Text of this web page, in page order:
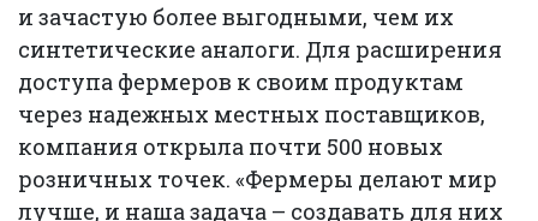
и зачастую более выгодными, чем их
синтетические аналоги. Для расширения
доступа фермеров к своим продуктам
через надежных местных поставщиков,
компания открыла почти 500 новых
розничных точек. «Фермеры делают мир
лучше, и наша задача – создавать для них